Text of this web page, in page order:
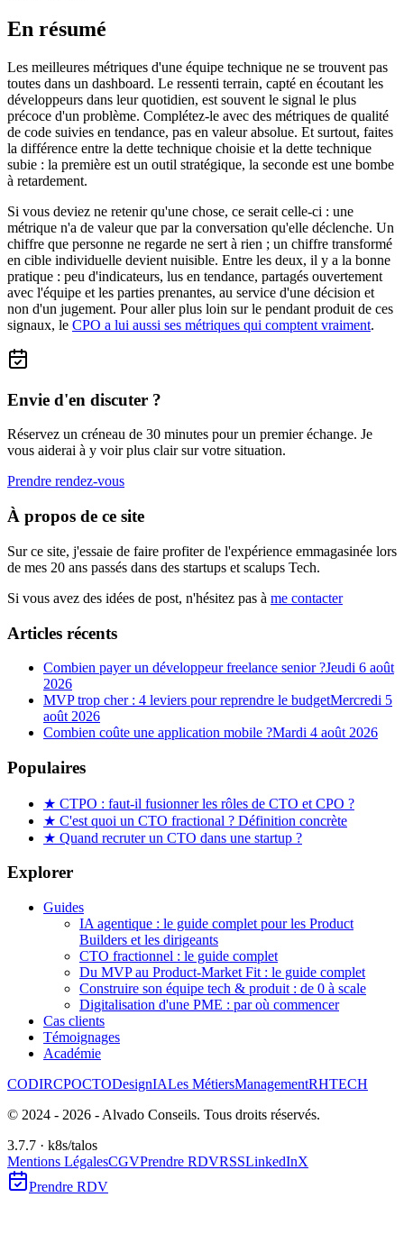
En résumé
Les meilleures métriques d'une équipe technique ne se trouvent pas
toutes dans un dashboard. Le ressenti terrain, capté en écoutant les
développeurs dans leur quotidien, est souvent le signal le plus
précoce d'un problème. Complétez-le avec des métriques de qualité
de code suivies en tendance, pas en valeur absolue. Et surtout, faites
la différence entre la dette technique choisie et la dette technique
subie : la première est un outil stratégique, la seconde est une bombe
à retardement.
Si vous deviez ne retenir qu'une chose, ce serait celle-ci : une
métrique n'a de valeur que par la conversation qu'elle déclenche. Un
chiffre que personne ne regarde ne sert à rien ; un chiffre transformé
en cible individuelle devient nuisible. Entre les deux, il y a la bonne
pratique : peu d'indicateurs, lus en tendance, partagés ouvertement
avec l'équipe et les parties prenantes, au service d'une décision et
non d'un jugement. Pour aller plus loin sur le pendant produit de ces
signaux, le CPO a lui aussi ses métriques qui comptent vraiment.
Envie d'en discuter ?
Réservez un créneau de 30 minutes pour un premier échange. Je
vous aiderai à y voir plus clair sur votre situation.
Prendre rendez-vous
À propos de ce site
Sur ce site, j'essaie de faire profiter de l'expérience emmagasinée lors
de mes 20 ans passés dans des startups et scalups Tech.
Si vous avez des idées de post, n'hésitez pas à me contacter
Articles récents
Combien payer un développeur freelance senior ?Jeudi 6 août
2026
MVP trop cher : 4 leviers pour reprendre le budgetMercredi 5
août 2026
Combien coûte une application mobile ?Mardi 4 août 2026
Populaires
★ CTPO : faut-il fusionner les rôles de CTO et CPO ?
★ C'est quoi un CTO fractional ? Définition concrète
★ Quand recruter un CTO dans une startup ?
Explorer
Guides
IA agentique : le guide complet pour les Product
Builders et les dirigeants
CTO fractionnel : le guide complet
Du MVP au Product-Market Fit : le guide complet
Construire son équipe tech & produit : de 0 à scale
Digitalisation d'une PME : par où commencer
Cas clients
Témoignages
Académie
CODIRCPOCTODesignIALes MétiersManagementRHTECH
© 2024 - 2026 - Alvado Conseils. Tous droits réservés.
3.7.7 · k8s/talos
Mentions LégalesCGVPrendre RDVRSSLinkedInX
Prendre RDV